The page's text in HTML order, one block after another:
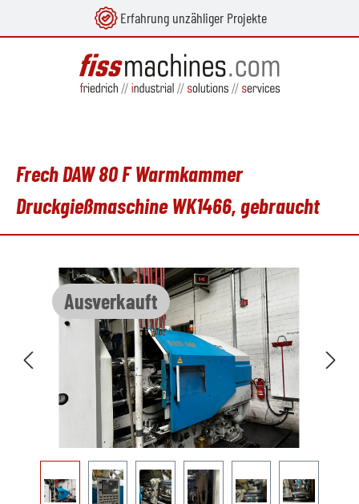
Erfahrung unzähliger Projekte
Frech DAW 80 F Warmkammer
Druckgießmaschine WK1466, gebraucht
Ausverkauft
Bildergalerie überspringen